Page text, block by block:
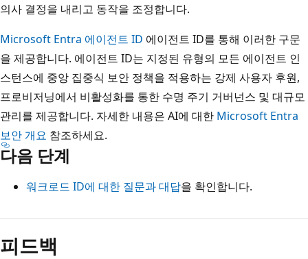
의사 결정을 내리고 동작을 조정합니다.
Microsoft Entra 에이전트 ID 에이전트 ID를 통해 이러한 구문
을 제공합니다. 에이전트 ID는 지정된 유형의 모든 에이전트 인
스턴스에 중앙 집중식 보안 정책을 적용하는 강제 사용자 후원,
프로비저닝에서 비활성화를 통한 수명 주기 거버넌스 및 대규모
관리를 제공합니다. 자세한 내용은 AI에 대한 Microsoft Entra
보안 개요 참조하세요.
다음 단계
워크로드 ID에 대한 질문과 대답을 확인합니다.
피드백